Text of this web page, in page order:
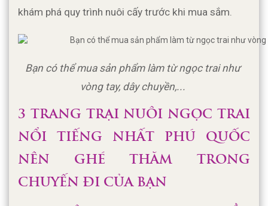
khám phá quy trình nuôi cấy trước khi mua sắm.
Bạn có thể mua sản phẩm làm từ ngọc trai như
vòng tay, dây chuyền,...
3 TRANG TRẠI NUÔI NGỌC TRAI
NỔI TIẾNG NHẤT PHÚ QUỐC
NÊN GHÉ THĂM TRONG
CHUYẾN ĐI CỦA BẠN